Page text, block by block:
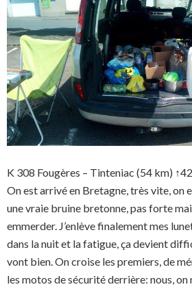
K 308 Fougères – Tinteniac (54 km)
On est arrivé en Bretagne, très vite, on
une vraie bruine bretonne, pas forte
emmerder. J’enlève finalement mes
dans la nuit et la fatigue, ça devient
vont bien. On croise les premiers, de
les motos de sécurité derrière: nous, on